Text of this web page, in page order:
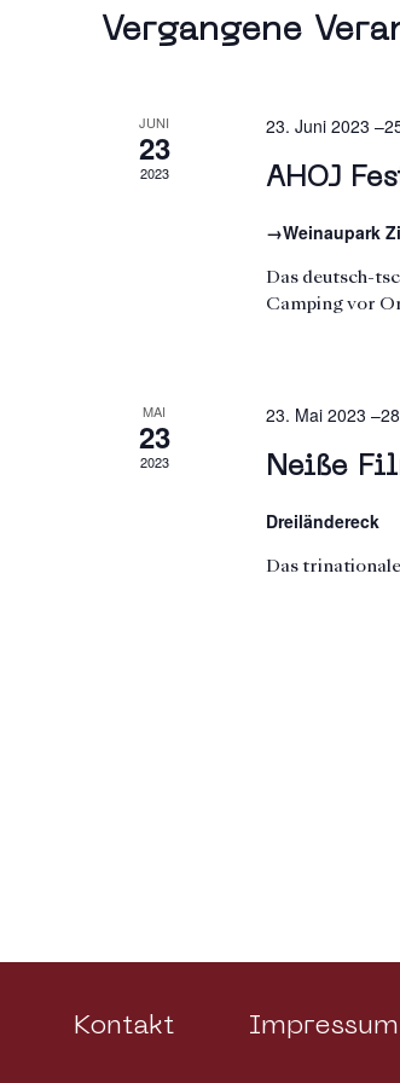
Vergangene
JUNI
23
2023
23. Juni 2023 –
AHOJ
→Weinaupark
Das deutsch-
Camping vor
MAI
23
2023
23. Mai 2023 –
Neiße
Dreiländereck
Das
Kontakt Impressum